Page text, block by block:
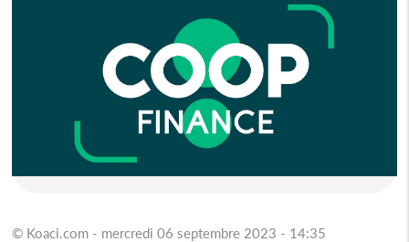
© Koaci.com - mercredi 06 septembre 2023 - 14:35